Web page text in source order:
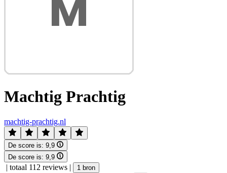
Machtig Prachtig
machtig-prachtig.nl
De score is: 9,9
De score is: 9,9
| totaal 112 reviews | 1 bron